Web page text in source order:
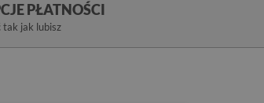
PŁATNOŚCI
tak jak lubisz